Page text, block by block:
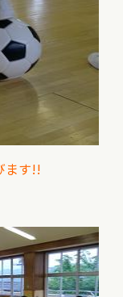
ます!!